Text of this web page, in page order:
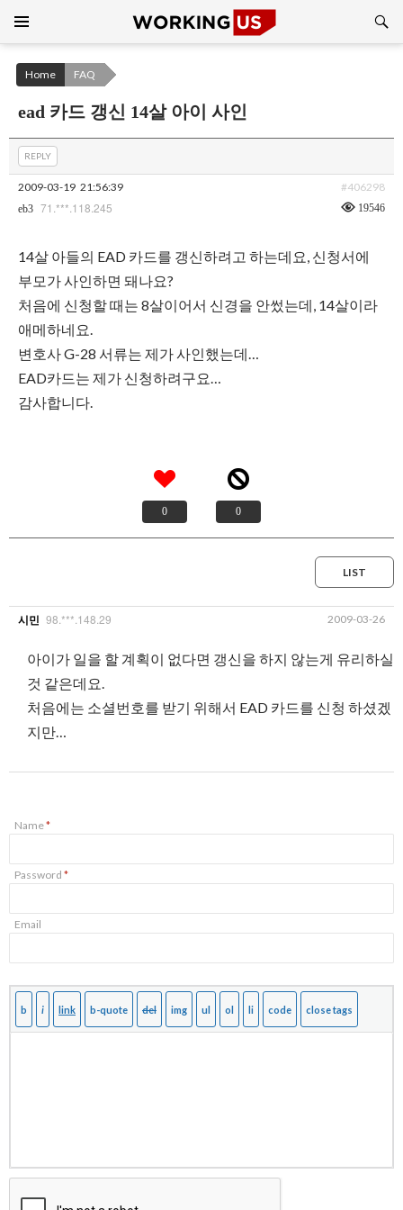
CONTENT
Home FAQ
ead 카드 갱신 14살 아이 사인
REPLY
2009-03-19 21:56:39 #406298
eb3 71.***.118.245 19546
14살 아들의 EAD 카드를 갱신하려고 하는데요, 신청서에
부모가 사인하면 돼나요?
처음에 신청할 때는 8살이어서 신경을 안썼는데, 14살이라
애메하네요.
변호사 G-28 서류는 제가 사인했는데…
EAD카드는 제가 신청하려구요…
감사합니다.
0 0
LIST
시민 98.***.148.29 2009-03-26
아이가 일을 할 계획이 없다면 갱신을 하지 않는게 유리하실
것 같은데요.
처음에는 소셜번호를 받기 위해서 EAD 카드를 신청 하셨겠
지만…
Name*
Password *
Email